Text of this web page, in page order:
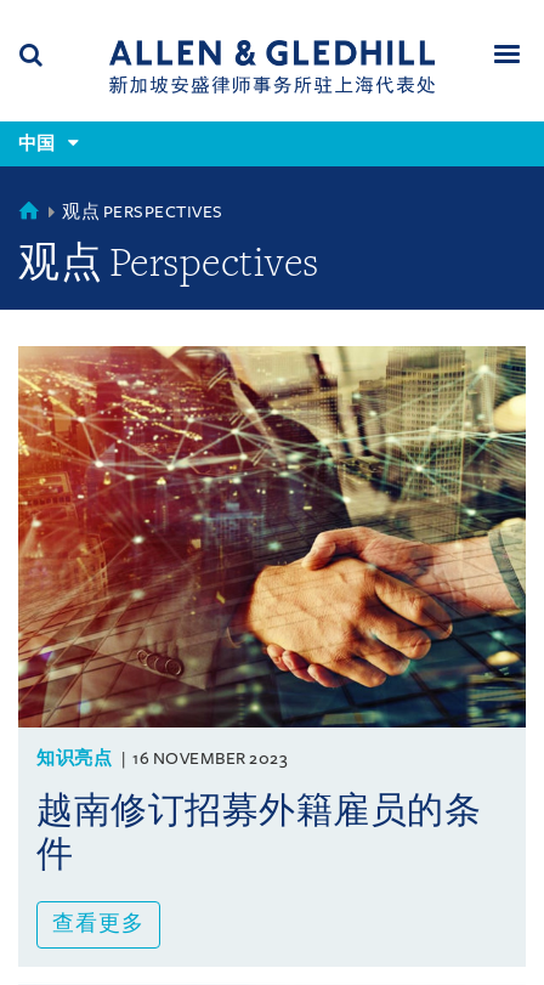
(accesskey
s)
x)
Search
中国
CHINA
观点 PERSPECTIVES
观点 Perspectives
知识亮点 16 NOVEMBER 2023
越南修订招募外籍雇员的条
件
查看更多